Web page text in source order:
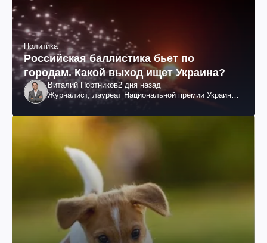
Политика
Российская баллистика бьет по
городам. Какой выход ищет Украина?
Виталий Портников2 дня назад
Журналист, лауреат Национальной премии Украины